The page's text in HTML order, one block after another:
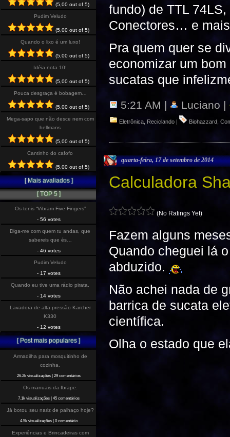
fundo) de TTL
Conectores… e
Pra quem quer se
economizar um
sucatas que
5:21 AM | Luciano |
Eletrônica Reciclando | Biohazzard ,
quarta-feira, 17 de setembro de 2014
Calculadora
(No Ratings Yet)
Fazem alguns
Quando cheguei lá
abduzido.
Não achei nada de
barrica de sucata
científica.
Olha o estado que
(5,00 out of 5)
Pudim Veludo
(5,00 out of 5)
Quando o lixo é um luxo!
(5,00 out of 5)
Idéia nota 10!
(5,00 out of 5)
Pouca desgraça é bobagem…
(5,00 out of 5)
Mega-sapo que não desce nem com
hellmans
(5,00 out of 5)
Cantinho do cafofo
(5,00 out of 5)
[ Mais avaliados ]
[ TOP 5 ]
Os tenis “Vibram Five Fingers”
- 56 votes
Diga-me com quem tu andas, que
sabereis que és…
- 46 votes
Pudim Veludo
- 17 votes
Quando eu tive uma rádio pirata.
- 14 votes
Lavadora de alta pressão Karcher
K330
- 12 votes
[ Post mais populares ]
Armadilha para mosquitinho de
cozinha.
26.2k visualizações| 29 comentários
Os manuais da Ibrape.
7.1k visualizações| 45 comentários
Já botou seu nariz de palhaço hoje?
4.5k visualizações| 0 comentário
Experiências e Brincadeiras com